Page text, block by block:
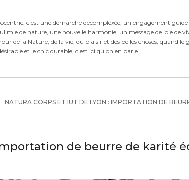
c'est une démarche décomplexée, un engagement guidé
de nature, une nouvelle harmonie, un message de joie de
de la Nature, de la vie, du plaisir et des belles choses, quand le
et le chic durable, c'est ici qu'on en parle.
NATURA CORPS ET IUT DE LYON : IMPORTATION DE
de beurre de karité